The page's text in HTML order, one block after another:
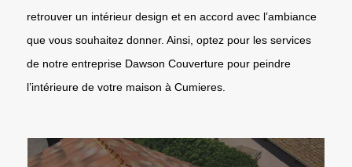
retrouver un intérieur design et en accord avec l’ambiance
que vous souhaitez donner. Ainsi, optez pour les services
de notre entreprise Dawson Couverture pour peindre
l’intérieure de votre maison à Cumieres.